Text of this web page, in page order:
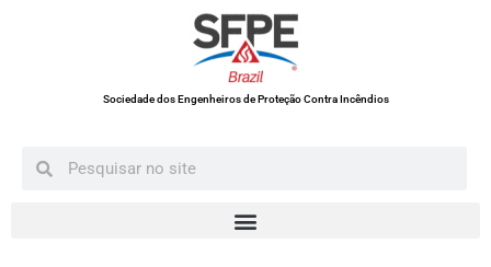
Sociedade dos Engenheiros de Proteção Contra Incêndios